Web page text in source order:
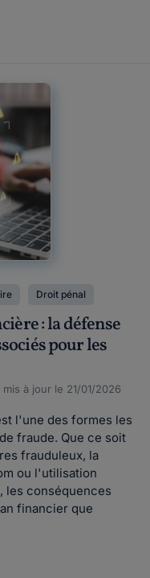
Droit pénal
: la défense
pour les
à jour le 21/01/2026
l'une des formes les
fraude. Que ce soit
frauduleux, la
ou l'utilisation
les conséquences
financier que